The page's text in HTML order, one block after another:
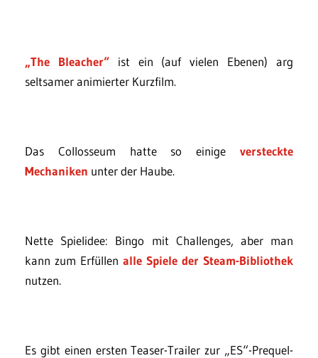
„The Bleacher“ist ein (auf vielen Ebenen) arg
seltsamer animierter Kurzfilm.
Das Collosseum hatte so einige versteckte
Mechaniken unter der Haube.
Nette Spielidee: Bingo mit Challenges, aber man
kann zum Erfüllen alle Spiele der Steam-Bibliothek
nutzen.
Es gibt einen ersten Teaser-Trailer zur „ES“-Prequel-